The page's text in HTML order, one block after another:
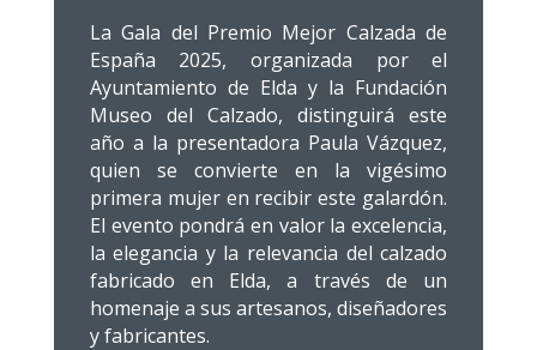
La Gala del Premio Mejor Calzada de
España 2025, organizada por el
Ayuntamiento de Elda y la Fundación
Museo del Calzado, distinguirá este
año a la presentadora Paula Vázquez,
quien se convierte en la vigésimo
primera mujer en recibir este galardón.
El evento pondrá en valor la excelencia,
la elegancia y la relevancia del calzado
fabricado en Elda, a través de un
homenaje a sus artesanos, diseñadores
y fabricantes.